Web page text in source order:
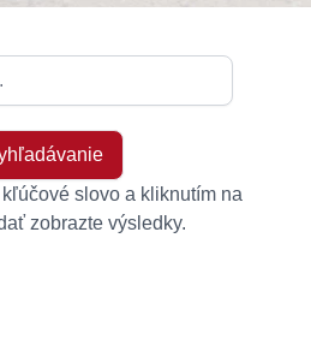
slovo a kliknutím na
zobrazte výsledky.